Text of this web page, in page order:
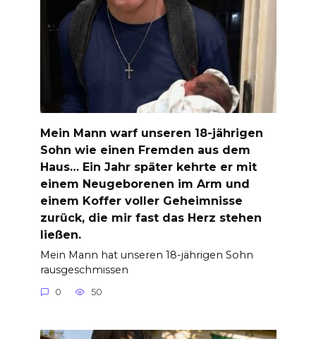
Mein Mann warf unseren 18-jährigen
Sohn wie einen Fremden aus dem
Haus… Ein Jahr später kehrte er mit
einem Neugeborenen im Arm und
einem Koffer voller Geheimnisse
zurück, die mir fast das Herz stehen
ließen.
Mein Mann hat unseren 18-jährigen Sohn
rausgeschmissen
0 50